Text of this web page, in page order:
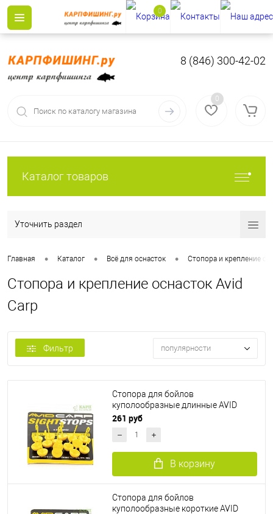
8 (846) 300-42-02
0
Каталог товаров
Уточнить раздел
Главная • Каталог • Всё для оснасток • Стопора и крепление
Стопора и крепление оснасток Avid
Carp
Фильтр популярности
Стопора для бойлов
куполообразные длинные AVID
CARP Sight Stops Long YELLOW
261 руб
В корзину
Стопора для бойлов
куполообразные короткие AVID
0